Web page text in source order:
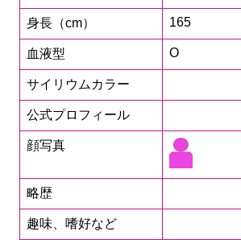
身長（cm） 165
血液型 O
サイリウムカラー
公式プロフィール
顔写真
略歴
趣味、嗜好など